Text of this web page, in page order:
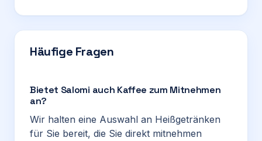
Häufige Fragen
Bietet Salomi auch Kaffee zum Mitnehmen
an?
Wir halten eine Auswahl an Heißgetränken
für Sie bereit, die Sie direkt mitnehmen